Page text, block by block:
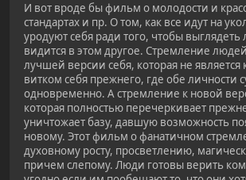
И вот вроде бы фильм о молодости и
стандартах и пр. О том, как все идут на
уродуют себя ради того, чтобы
видится в этом другое. Стремление
лучшей версии себя, которая не
витком себя прежнего, где обе личности
одновременно. А стремление к новой
которая полностью перечеркивает
уничтожает базу, давшую возможность
новому. Этот фильм о фанатичном
духовному росту, просветлению,
причем слепому. Люди готовы верить